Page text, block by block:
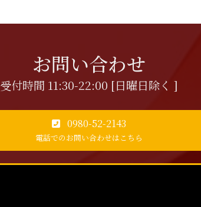
お問い合わせ
受付時間 11:30-22:00 [日曜日除く ]
0980-52-2143
電話でのお問い合わせはこちら